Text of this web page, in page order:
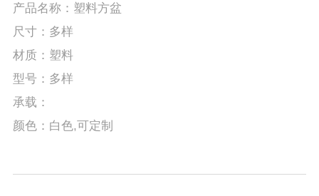
产品名称：塑料方盆
尺寸：多样
材质：塑料
型号：多样
承载：
颜色：白色,可定制